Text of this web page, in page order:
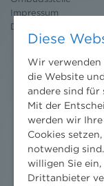
Impressum
Datenschutz
Diese
Wir verwenden
die Website
andere sind für
Mit der
werden wir
Cookies
notwendig
willigen Sie ein,
Drittanbieter